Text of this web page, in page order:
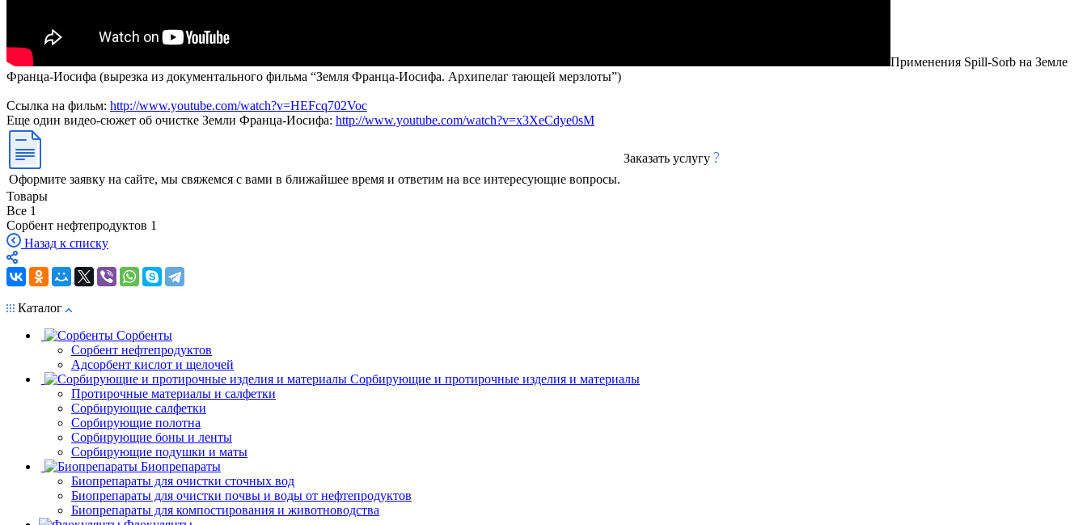
Применения Spill-Sorb на Земле
Франца-Иосифа (вырезка из документального фильма “Земля Франца-Иосифа. Архипелаг тающей мерзлоты”)
Ссылка на фильм: http://www.youtube.com/watch?v=HEFcq702Voc
Еще один видео-сюжет об очистке Земли Франца-Иосифа: http://www.youtube.com/watch?v=x3XeCdye0sM
Оформите заявку на сайте, мы свяжемся с вами в ближайшее время и ответим на все интересующие вопросы.
Заказать услугу
Товары
Все 1
Сорбент нефтепродуктов 1
Назад к списку
Каталог
Сорбенты
Сорбент нефтепродуктов
Адсорбент кислот и щелочей
Сорбирующие и протирочные изделия и материалы
Протирочные материалы и салфетки
Сорбирующие салфетки
Сорбирующие полотна
Сорбирующие боны и ленты
Сорбирующие подушки и маты
Биопрепараты
Биопрепараты для очистки сточных вод
Биопрепараты для очистки почвы и воды от нефтепродуктов
Биопрепараты для компостирования и животноводства